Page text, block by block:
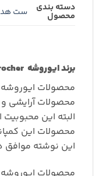
دسته بندی
محصول ست
برندایوروشه
محصولات ایوروشه
محصولات آرایشی
البته این
محصولات این
این نوشته موافق